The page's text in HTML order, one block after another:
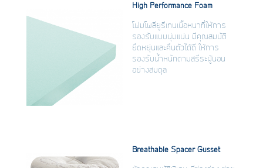
High Performance Foam
โฟมโพลียูรีเทนเนื้อหนาที่ให้การ
รองรับแบบนุ่มแน่น มีคุณสมบัติ
ยืดหยุ่นและคืนตัวได้ดี ให้การ
รองรับน้ำหนักตามสรีระผู้นอน
อย่างสมดุล
Breathable Spacer Gusset